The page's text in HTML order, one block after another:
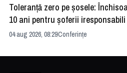
Toleranță zero pe șosele:
10 ani pentru șoferii iresponsabili
04 aug 2026, 08:29Conferințe